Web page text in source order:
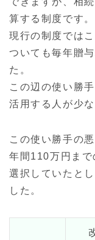
算する制度です。
現行の制度では
ついても毎年贈
た。
この辺の使い勝
活用する人が少
この使い勝手の
年間110万円まで
選択していたとし
した。